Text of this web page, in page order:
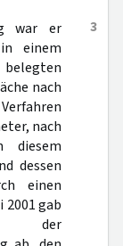
3
war er
einem
nach
nach
diesem
dessen
einen
gab
der